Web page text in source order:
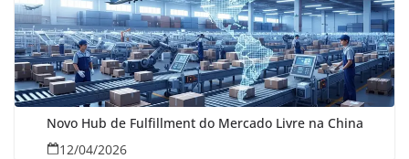
Novo Hub de Fulfillment do Mercado Livre na China
12/04/2026